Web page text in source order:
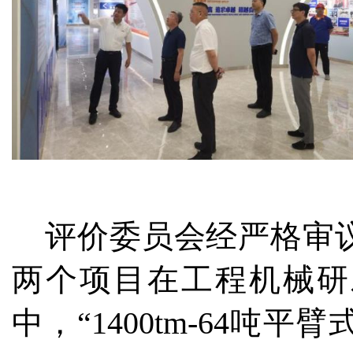
评价委员会经严格审
两个项目在工程机械
中，“1400tm-64吨平臂